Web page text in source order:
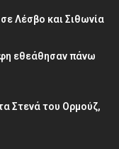
Λέσβο και Σιθωνία
εθεάθησαν πάνω
Στενά του Ορμούζ,